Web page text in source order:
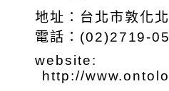
地址：台北市敦化
電話：(02)2719-
website:
http://